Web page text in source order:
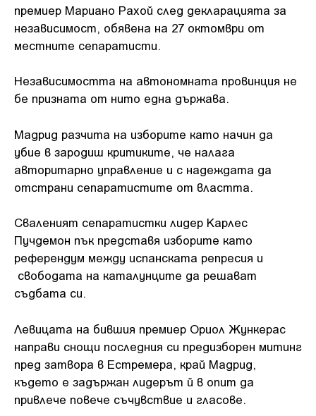
премиер Мариано Рахой след декларацията за
независимост, обявена на 27 октомври от
местните сепаратисти.
Независимостта на автономната провинция не
бе призната от нито една държава.
Мадрид разчита на изборите като начин да
убие в зародиш критиките, че налага
авторитарно управление и с надеждата да
отстрани сепаратистите от властта.
Сваленият сепаратистки лидер Карлес
Пучдемон пък представя изборите като
референдум между испанската репресия и
свободата на каталунците да решават
съдбата си.
Левицата на бившия премиер Ориол Жункерас
направи снощи последния си предизборен митинг
пред затвора в Естремера, край Мадрид,
където е задържан лидерът й в опит да
привлече повече съчувствие и гласове.